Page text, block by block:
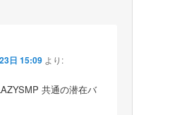
日 15:09 より:
共通の潜在バ